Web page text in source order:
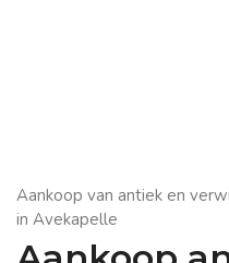
Aankoop van antiek en
in Avekapelle